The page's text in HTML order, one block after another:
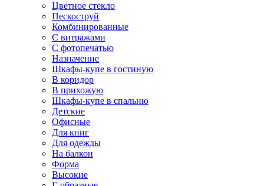
Цветное стекло
Пескоструй
Комбинированные
С витражами
С фотопечатью
Назначение
Шкафы-купе в гостиную
В коридор
В прихожую
Шкафы-купе в спальню
Детские
Офисные
Для книг
Для одежды
На балкон
Форма
Высокие